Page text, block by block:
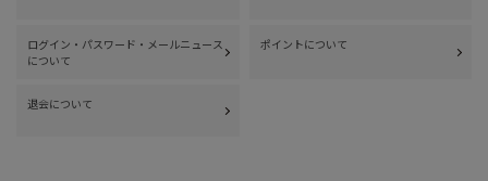
ログイン・パスワード・メールニュース
について
ポイントについて
退会について